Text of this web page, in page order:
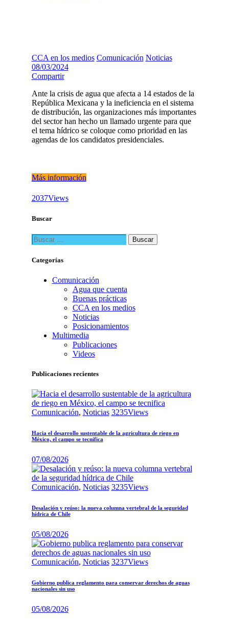
CCA en los medios Comunicación Noticias
08/03/2024
Compartir
Ante la crisis de agua que afecta a 14 estados de la
República Mexicana y la ineficiencia en el sistema
de distribución, las organizaciones más importantes
del sector han hecho un llamado urgente para que
el tema hídrico se coloque como prioridad en las
agendas de los candidatos presidenciales.
Más información
2037Views
Buscar
Buscar:
Categorías
Comunicación
Agua que cuenta
Buenas prácticas
CCA en los medios
Noticias
Posicionamientos
Multimedia
Publicaciones
Videos
Publicaciones recientes
Comunicación, Noticias 3235Views
Hacia el desarrollo sustentable de la agricultura de riego en
México, el campo se tecnifica
07/08/2026
Comunicación, Noticias 3235Views
Desalación y reúso: la nueva columna vertebral de la seguridad
hídrica de Chile
05/08/2026
Comunicación, Noticias 3237Views
Gobierno publica reglamento para conservar derechos de aguas
nacionales sin uso
05/08/2026